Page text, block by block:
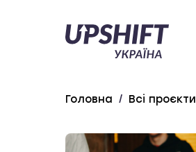
Upshift
Україна
Головна / Всі проєкти